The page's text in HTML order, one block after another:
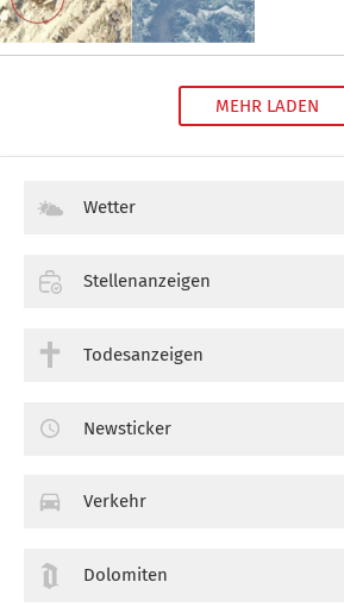
MEHR LADEN
Wetter
Stellenanzeigen
Todesanzeigen
Newsticker
Verkehr
Dolomiten